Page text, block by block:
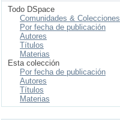
Todo DSpace
Comunidades & Colecciones
Por fecha de publicación
Autores
Títulos
Materias
Esta colección
Por fecha de publicación
Autores
Títulos
Materias